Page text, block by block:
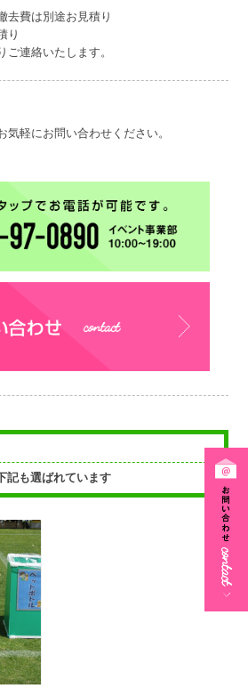
去費は別途お見積り
り
ご連絡いたします。
気軽にお問い合わせください。
記も選ばれています